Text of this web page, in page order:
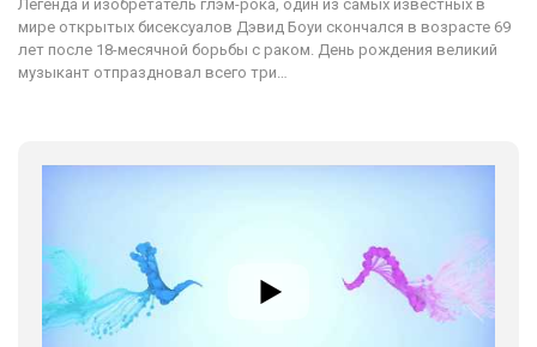
Легенда и изобретатель глэм-рока, один из самых известных в
мире открытых бисексуалов Дэвид Боуи скончался в возрасте 69
лет после 18-месячной борьбы с раком. День рождения великий
музыкант отпраздновал всего три…